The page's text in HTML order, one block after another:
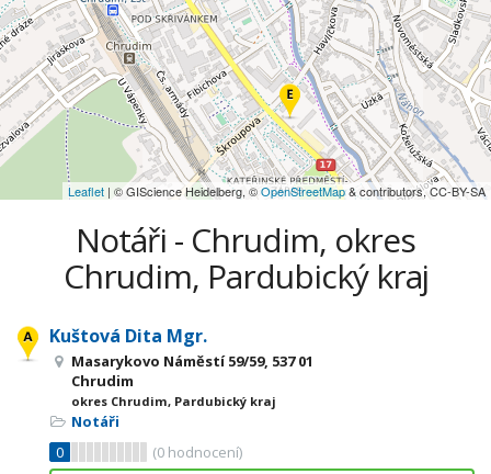
Leaflet | © GIScience Heidelberg, ©OpenStreetMap& contributors, CC-BY-SA
Notáři - Chrudim, okres
Chrudim, Pardubický kraj
Kuštová Dita Mgr.
Masarykovo Náměstí 59/59, 537 01
Chrudim
okres Chrudim, Pardubický kraj
Notáři
0
(0 hodnocení)